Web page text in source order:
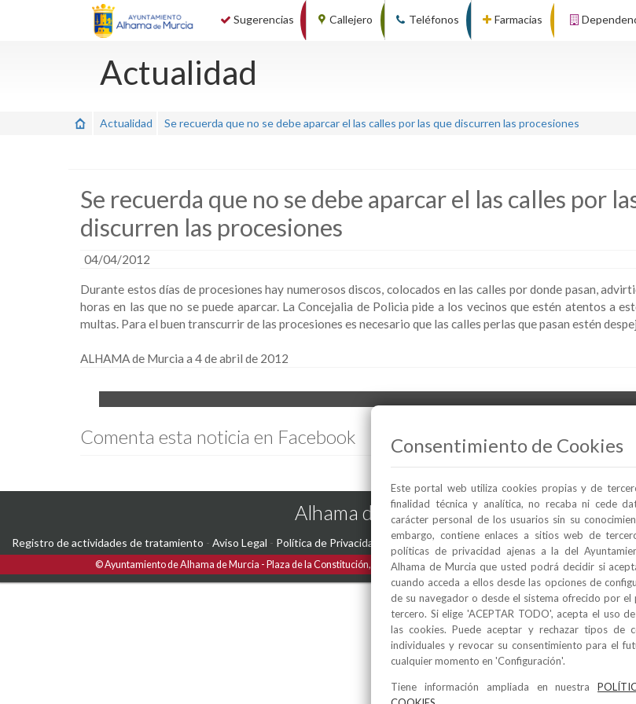
Sugerencias Callejero Teléfonos Farmacias
Actualidad
Actualidad Se recuerda que no se debe aparcar el las calles por las que discurren las procesiones
Se recuerda que no se debe aparcar el las calles por
discurren las procesiones
04/04/2012
Durante estos días de procesiones hay numerosos discos, colocados en las calles por donde pasan,
horas en las que no se puede aparcar. La Concejalia de Policia pide a los vecinos que estén atentos a
multas. Para el buen transcurrir de las procesiones es necesario que las calles perlas que pasan estén
ALHAMA de Murcia a 4 de abril de 2012
Comenta esta noticia en Facebook
Alhama de Murcia en las Redes
Registro de actividades de tratamiento - Aviso Legal - Política de Privacidad Política de Cookies
©Ayuntamiento de Alhama de Murcia Plaza de la Constitución, 1 30840 Alhama de Murcia (Murcia) España Teléfono:
Consentimiento de Cookies
Este portal web utiliza cookies propias y de
finalidad técnica y analítica, no recaba ni cede
carácter personal de los usuarios sin su
embargo, contiene enlaces a sitios web de
políticas de privacidad ajenas a la del
Alhama de Murcia que usted podrá decidir si
cuando acceda a ellos desde las opciones de
de su navegador o desde el sistema ofrecido por el
tercero. Si elige 'ACEPTAR TODO', acepta el uso
las cookies. Puede aceptar y rechazar tipos de
individuales y revocar su consentimiento para el
cualquier momento en 'Configuración'.
Tiene información ampliada en nuestra